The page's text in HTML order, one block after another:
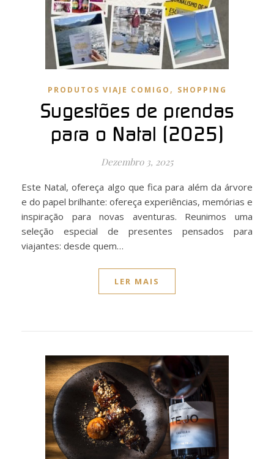
PRODUTOS VIAJE COMIGO , SHOPPING
Sugestões de prendas
para o Natal (2025)
Dezembro 3, 2025
Este Natal, ofereça algo que fica para além da árvore
e do papel brilhante: ofereça experiências, memórias e
inspiração para novas aventuras. Reunimos uma
seleção especial de presentes pensados para
viajantes: desde quem…
LER MAIS